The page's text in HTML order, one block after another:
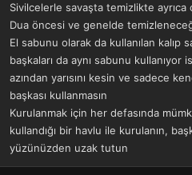
Sivilcelerle savaşta temizlikte ayrıca
Dua öncesi ve genelde
El sabunu olarak da kullanılan kalıp
başkaları da aynı sabunu kullanıyor
azından yarısını kesin ve sadece
başkası kullanmasın
Kurulanmak için her defasında
kullandığı bir havlu ile kurulanın,
yüzünüzden uzak tutun